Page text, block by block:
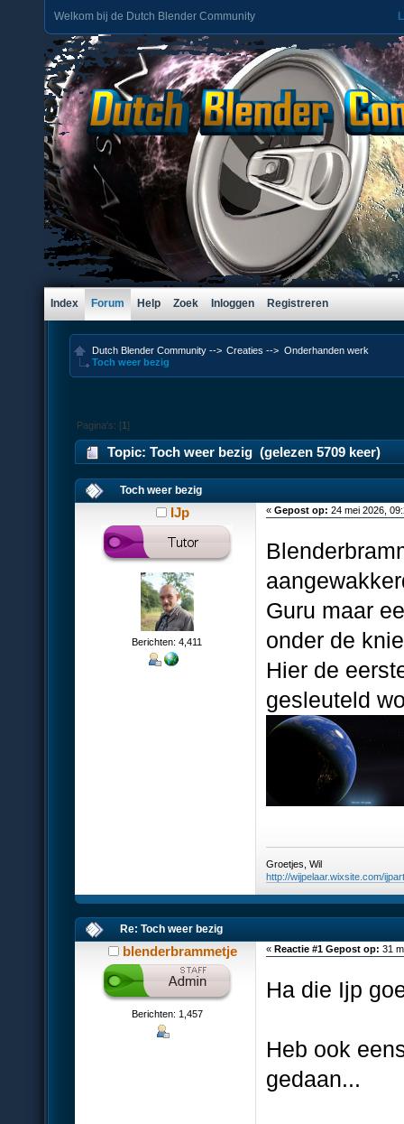
Welkom bij de Dutch Blender Community
Index Forum Help Zoek Inloggen Registreren
Dutch Blender Community --> Creaties --> Onderhanden werk
Toch weer bezig
Pagina's: [1]
Topic: Toch weer bezig (gelezen 5709 keer)
Toch weer bezig
IJp
Berichten: 4,411
«Gepost op: 24 mei 2026,
Guru maar
onder de
Hier de
gesleuteld
Groetjes, Wil
http://wijpelaar.wixsite.com/
Re: Toch weer bezig
blenderbrammetje
Berichten: 1,457
«Reactie #1 Gepost op: 31
Ha die Ijp
Heb ook
gedaan...